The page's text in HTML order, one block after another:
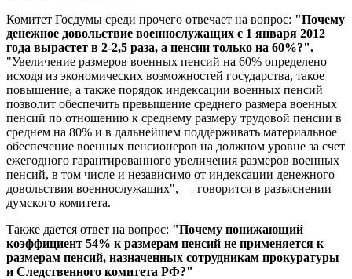
Комитет Госдумы среди прочего отвечает на вопрос: "Почему
денежное довольствие военнослужащих с 1 января 2012
года вырастет в 2-2,5 раза, а пенсии только на 60%?".
"Увеличение размеров военных пенсий на 60% определено
исходя из экономических возможностей государства, такое
повышение, а также порядок индексации военных пенсий
позволит обеспечить превышение среднего размера военных
пенсий по отношению к среднему размеру трудовой пенсии в
среднем на 80% и в дальнейшем поддерживать материальное
обеспечение военных пенсионеров на должном уровне за счет
ежегодного гарантированного увеличения размеров военных
пенсий, в том числе и независимо от индексации денежного
довольствия военнослужащих", — говорится в разъяснении
думского комитета.
Также дается ответ на вопрос: "Почему понижающий
коэффициент 54% к размерам пенсий не применяется к
размерам пенсий, назначенных сотрудникам прокуратуры
и Следственного комитета РФ?"